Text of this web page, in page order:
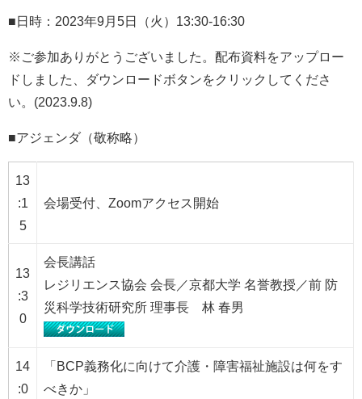
■日時：2023年9月5日（火）13:30-16:30
※ご参加ありがとうございました。配布資料をアップロー
ドしました、ダウンロードボタンをクリックしてくださ
い。(2023.9.8)
■アジェンダ（敬称略）
13
:1
5
会場受付、Zoomアクセス開始
13
:3
0
会長講話
レジリエンス協会 会長／京都大学 名誉教授／前 防
災科学技術研究所 理事長 林 春男
14
:0
「BCP義務化に向けて介護・障害福祉施設は何をす
べきか」